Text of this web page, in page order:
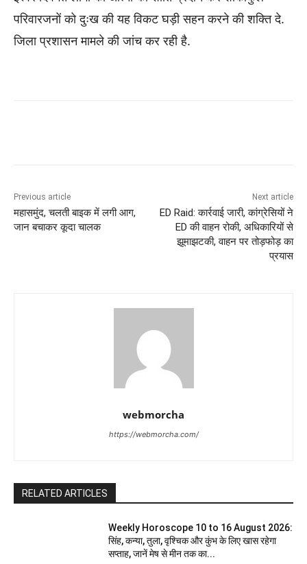
परिवारजनों को दुःख की यह विकट घड़ी सहन करने की शक्ति दे.
जिला प्रशासन मामले की जांच कर रही है.
Previous article
महासमुंद, चलती बाइक में लगी आग,
जान बचाकर कूदा चालक
Next article
ED Raid: कार्रवाई जारी, कांग्रेसियों ने
ED की वाहन रोकी, अधिकारियों से
झूमाझटकी, वाहन पर तोड़फोड़ का
प्रयास
webmorcha
https://webmorcha.com/
RELATED ARTICLES
Weekly Horoscope 10 to 16 August 2026:
सिंह, कन्या, तुला, वृश्चिक और कुंभ के लिए खास रहेगा
सप्ताह, जानें मेष से मीन तक का...